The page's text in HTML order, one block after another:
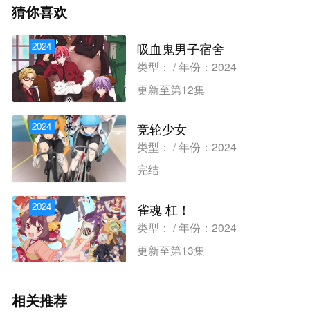
猜你喜欢
2024 吸血鬼男子宿舍
类型： / 年份：2024
更新至第12集
2024 竞轮少女
类型： / 年份：2024
完结
2024 雀魂 杠！
类型： / 年份：2024
更新至第13集
相关推荐